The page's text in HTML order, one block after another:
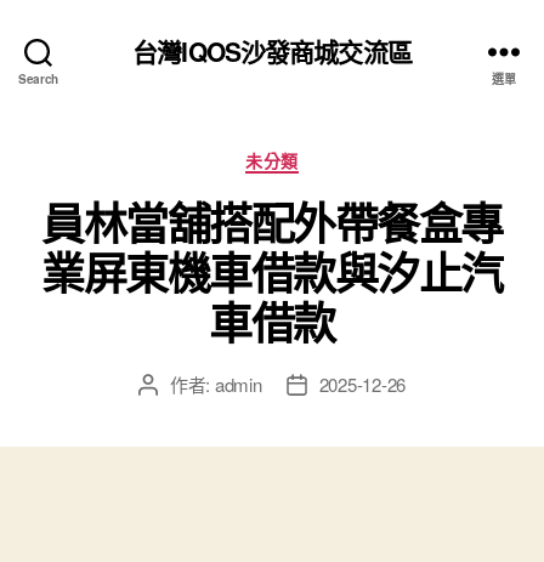
Search
台灣IQOS沙發商城交流區
選單
分
類
未分類
員林當舖搭配外帶餐盒專
業屏東機車借款與汐止汽
車借款
文 作者: admin
文 2025-12-26